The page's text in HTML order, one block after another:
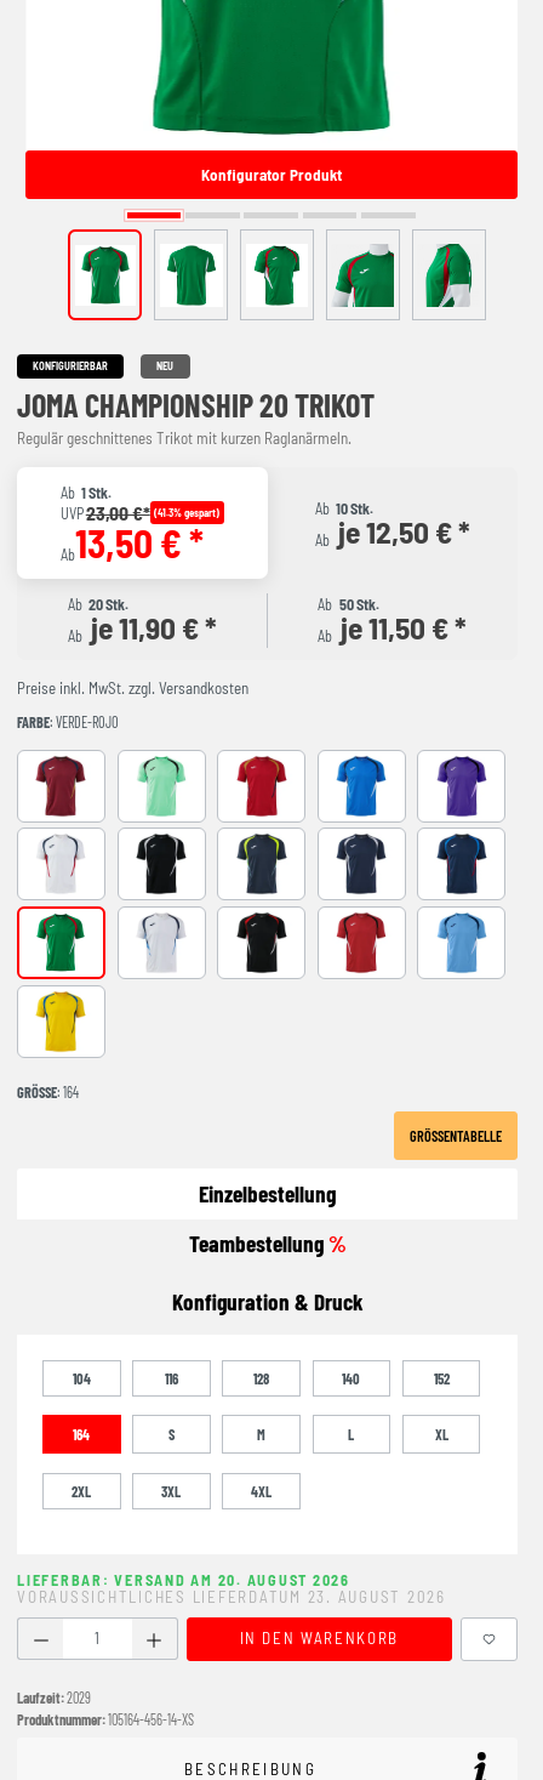
Konfigurator Produkt
KONFIGURIERBAR NEU
JOMA CHAMPIONSHIP 20 TRIKOT
Regulär geschnittenes Trikot mit kurzen Raglanärmeln.
Ab 1 Stk.
UVP23,00 €* (41.3% gespart)
Ab13,50 € *
Ab 10 Stk.
Ab je 12,50 € *
Ab 20 Stk.
Ab je 11,90 € *
Ab 50 Stk.
Ab je 11,50 € *
Preise inkl. MwSt. zzgl. Versandkosten
FARBE: VERDE-ROJO
BURGUNDY LIGHT GREEN RED-NAVY ROYAL-NAVY VIOLET
WHITE-NAVY BLACK-GREY DARK NAVY AMARILLO FLUOR
NAVY-GREY NAVY-ROYAL
VERDE-ROJO WHITE-SKY BLUE BLACK-RED RED-BLACK SKY BLUE-
YELLOW-ROYAL
GRÖSSE : 164
GRÖSSENTABELLE
Einzelbestellung
Teambestellung%
Konfiguration & Druck
104 116 128 140 152
164 S M L XL
2XL 3XL 4XL
LIEFERBAR: VERSAND AM 20. AUGUST 2026
VORAUSSICHTLICHES LIEFERDATUM 23. AUGUST 2026
Produkt Anzahl: Gib den gewünschten Wert ein oder
IN DEN WARENKORB
Laufzeit:2029
Produktnummer:105164-456-14-XS
BESCHREIBUNG